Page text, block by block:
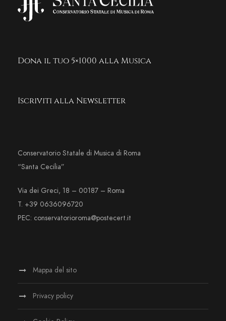
Dona il tuo 5×1000 alla Musica
Iscriviti alla Newsletter
Conservatorio Statale di Musica di Roma
“Santa Cecilia”
Via dei Greci, 18 – 00187 – Roma
T. +39 0636096720
PEC: conservatorioroma@postecert.it
Mappa del sito
Privacy policy